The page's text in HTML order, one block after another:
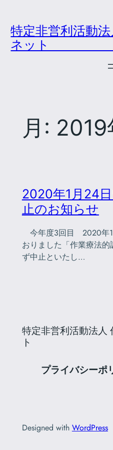
容
を
ス
特定非営利活動
ネ
月: 2019
2020年1月24
止のお知らせ
今年度3回目 2020年1
おりました「作業療法
ず中止といたし…
特定非営利活動法人
プライバシーポ
Designed with WordPress